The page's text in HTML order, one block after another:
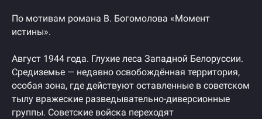
По мотивам романа В. Богомолова «Момент
истины».
Август 1944 года. Глухие леса Западной Белоруссии.
Средиземье — недавно освобождённая территория,
особая зона, где действуют оставленные в советском
тылу вражеские разведывательно-диверсионные
группы. Советские войска переходят